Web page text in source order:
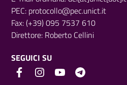
PEC: protocollo@pec.unict.it
Fax: (+39) 095 7537 610
Direttore: Roberto Cellini
SEGUICI SU